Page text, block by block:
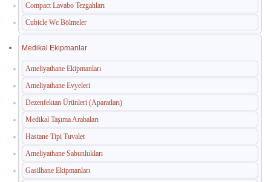
Compact Lavabo Tezgahları
Cubicle Wc Bölmeler
Medikal Ekipmanlar
Ameliyathane Ekipmanları
Ameliyathane Evyeleri
Dezenfektan Ürünleri (Aparatları)
Medikal Taşıma Arabaları
Hastane Tipi Tuvalet
Ameliyathane Sabunlukları
Gasilhane Ekipmanları